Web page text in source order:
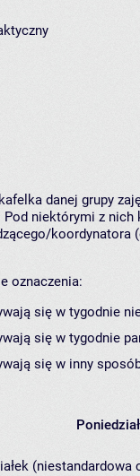
danej grupy
niektórymi z nich
koordynatora
oznaczenia:
się w tygodnie
się w tygodnie
się w inny
(niestandardowa